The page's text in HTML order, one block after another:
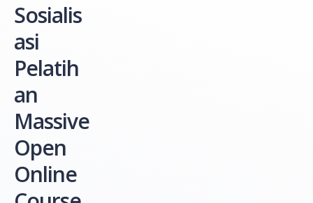
Sosialis
asi
Pelatih
an
Massive
Open
Online